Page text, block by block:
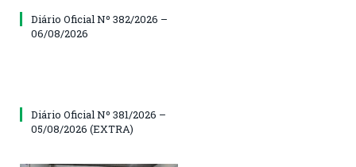
Diário Oficial Nº 382/2026 –
06/08/2026
Diário Oficial Nº 381/2026 –
05/08/2026 (EXTRA)